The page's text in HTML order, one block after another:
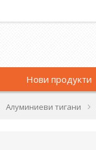
Нови продукти
Алуминиеви тигани